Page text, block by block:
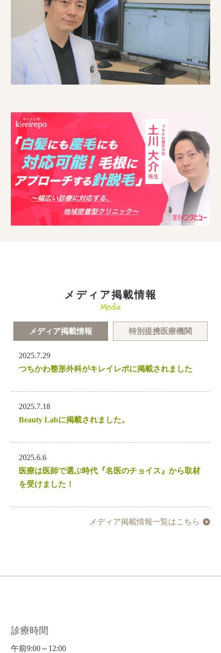
メディア掲載情報
Media
メディア掲載情報 特別提携医療機関
2025.7.29
つちかわ整形外科がキレイレポに掲載されました
2025.7.18
Beauty Labに掲載されました。
2025.6.6
医療は医師で選ぶ時代『名医のチョイス』から取材
を受けました！
メディア掲載情報一覧はこちら
診療時間
午前9:00～12:00